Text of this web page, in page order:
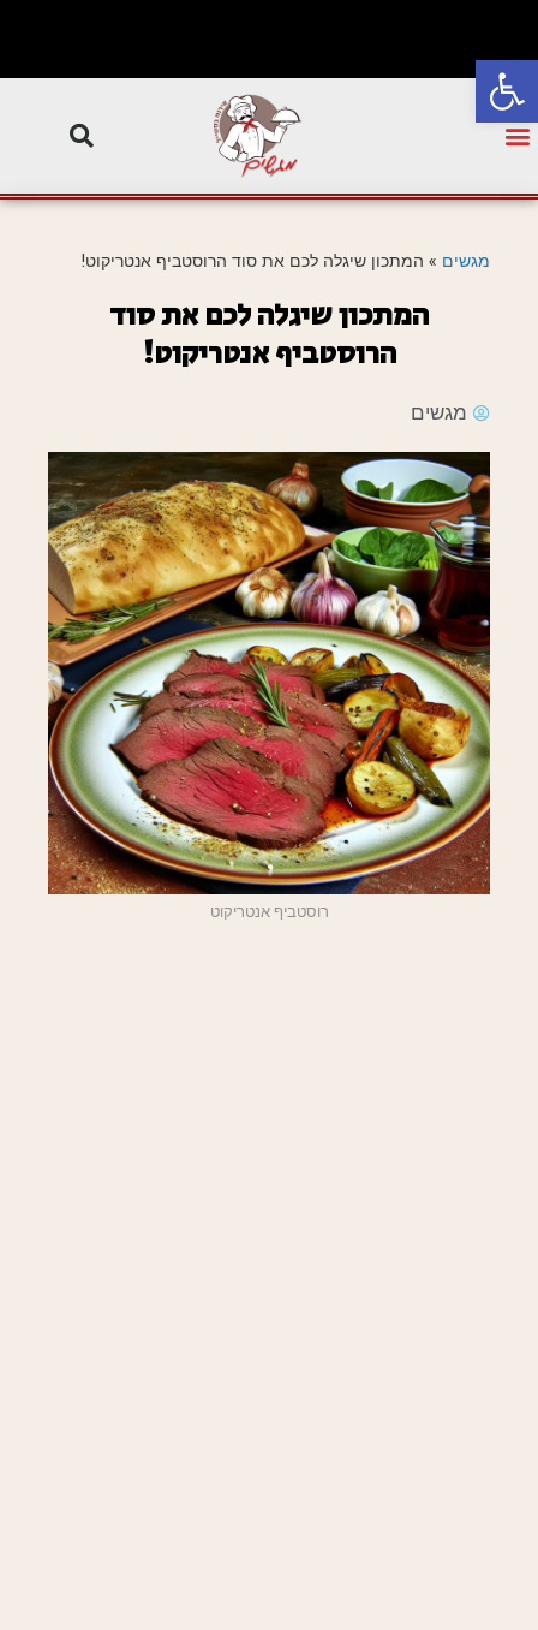
פתח סרגל נגישות
מגשים » המתכון שיגלה לכם את סוד הרוסטביף אנטריקוט!
המתכון שיגלה לכם את סוד
הרוסטביף אנטריקוט!
מגשים
רוסטביף אנטריקוט